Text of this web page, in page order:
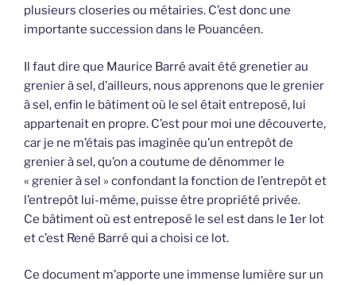
plusieurs closeries ou métairies. C’est donc une
importante succession dans le Pouancéen.
Il faut dire que Maurice Barré avait été grenetier au
grenier à sel, d’ailleurs, nous apprenons que le grenier
à sel, enfin le bâtiment où le sel était entreposé, lui
appartenait en propre. C’est pour moi une découverte,
car je ne m’étais pas imaginée qu’un entrepôt de
grenier à sel, qu’on a coutume de dénommer le
« grenier à sel » confondant la fonction de l’entrepôt et
l’entrepôt lui-même, puisse être propriété privée.
Ce bâtiment où est entreposé le sel est dans le 1er lot
et c’est René Barré qui a choisi ce lot.
Ce document m’apporte une immense lumière sur un